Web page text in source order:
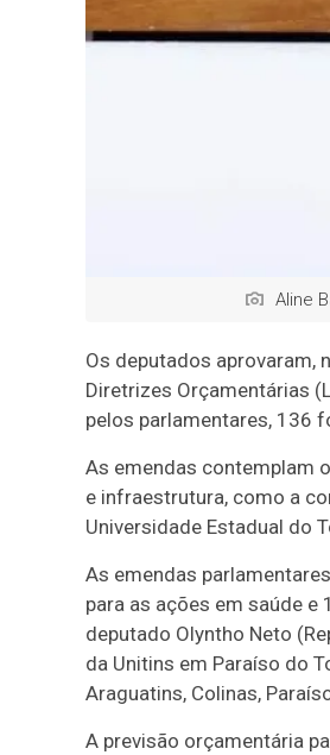
Aline
Os deputados aprovaram,
Diretrizes Orçamentárias
pelos parlamentares, 136
As emendas contemplam
e infraestrutura, como a
Universidade Estadual do
As emendas
para as ações em saúde e
deputado Olyntho Neto
da Unitins em Paraíso do
Araguatins, Colinas,
A previsão orçamentária